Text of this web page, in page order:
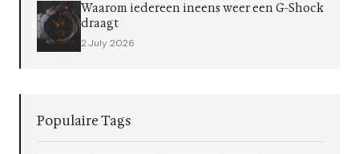
Waarom iedereen ineens weer een G-Shock
draagt
2 July 2026
Populaire Tags